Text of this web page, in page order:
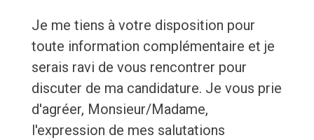
Je me tiens à votre disposition pour
toute information complémentaire et je
serais ravi de vous rencontrer pour
discuter de ma candidature. Je vous prie
d'agréer, Monsieur/Madame,
l'expression de mes salutations